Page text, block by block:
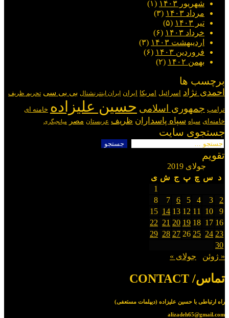
شهریور ۱۴۰۳
(۱)
مرداد ۱۴۰۳
(۳)
تیر ۱۴۰۳
(۵)
خرداد ۱۴۰۳
(۶)
اردیبهشت ۱۴۰۳
(۳)
فروردین ۱۴۰۳
(۶)
بهمن ۱۴۰۲
(۲)
برچسب ها
احمدی نژاد اسرائیل امریکا ایران ایران اینترنشنال بی بی سی تحریم ظریف
ترامپ جمهوری اسلامی حسین علیزاده خامنه ای
خامنه‌ای سپاه سپاه پاسداران ظریف عربستان مصر میانجیگری
جستجوی سایت
جستجو
برای:
تقویم
جولای 2019
د
س چ پ ج ش ی
1
2
3
4
5
6
7
8
9
10
11
12
13
14
15
16
17
18
19
20
21
22
23
24
25
26
27
28
29
30
« ژوئن
جولای »
تماس/ CONTACT
راه ارتباطی با حسین علیزاده (دیپلمات مستعفی)
alizadeh65@gmail.com